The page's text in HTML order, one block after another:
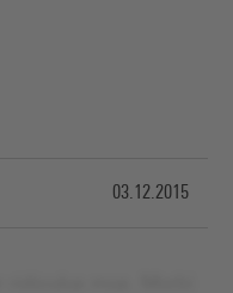
03.12.2015